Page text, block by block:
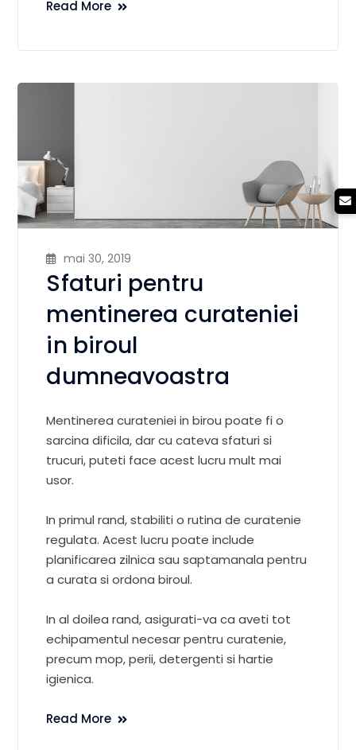
Read More
mai 30, 2019
Sfaturi pentru
mentinerea curateniei
in biroul
dumneavoastra
Mentinerea curateniei in birou poate fi o
sarcina dificila, dar cu cateva sfaturi si
trucuri, puteti face acest lucru mult mai
usor.
In primul rand, stabiliti o rutina de curatenie
regulata. Acest lucru poate include
planificarea zilnica sau saptamanala pentru
a curata si ordona biroul.
In al doilea rand, asigurati-va ca aveti tot
echipamentul necesar pentru curatenie,
precum mop, perii, detergenti si hartie
igienica.
Read More